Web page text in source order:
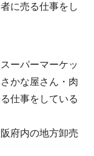
に売る仕事をし
ーパーマーケッ
かな屋さん・肉
仕事をしている
府内の地方卸売